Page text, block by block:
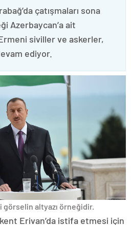
çatışmaları sona
Azerbaycan’a ait
siviller ve askerler,
ediyor.
görselin altyazı örneğidir.
Erivan’da istifa etmesi için